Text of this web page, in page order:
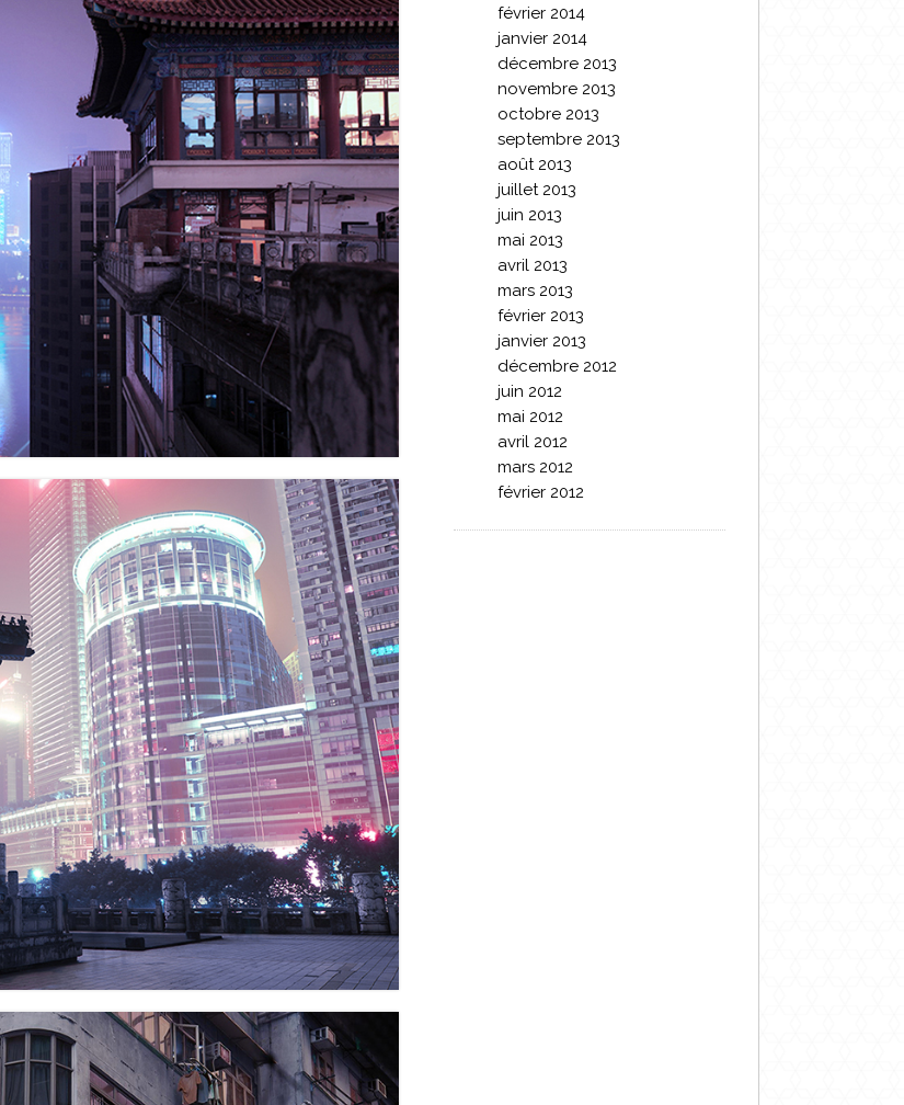
février 2014
janvier 2014
décembre 2013
novembre 2013
octobre 2013
septembre 2013
août 2013
juillet 2013
juin 2013
mai 2013
avril 2013
mars 2013
février 2013
janvier 2013
décembre 2012
juin 2012
mai 2012
avril 2012
mars 2012
février 2012